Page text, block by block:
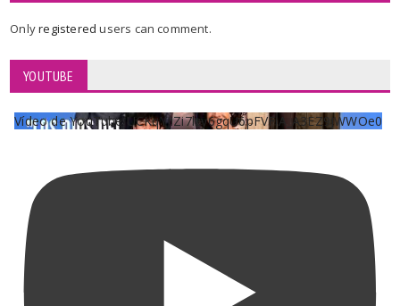
Onlyregisteredusers can comment.
YOUTUBE
Vídeo de YouTube UCKqYjiZi7lzy6gqU6pFVFiA_A3EZ9JWWOe0